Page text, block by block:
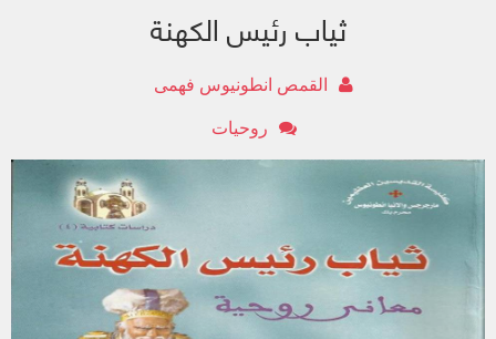
ثياب رئيس الكهنة
القمص انطونيوس فهمى
روحيات